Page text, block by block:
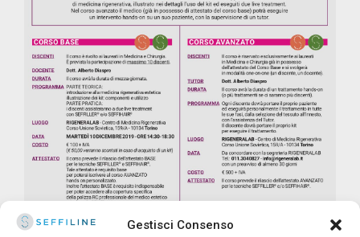
Gestisci Consenso